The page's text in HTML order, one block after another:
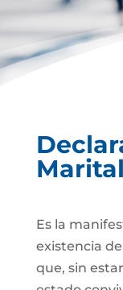
Es la
existencia
que, sin